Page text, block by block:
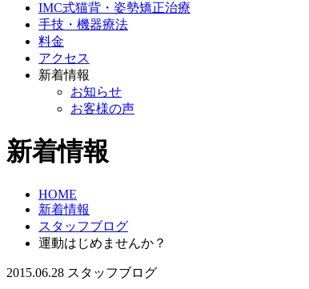
IMC式猫背・姿勢矯正治療
手技・機器療法
料金
アクセス
新着情報
お知らせ
お客様の声
新着情報
HOME
新着情報
スタッフブログ
運動はじめませんか？
2015.06.28 スタッフブログ